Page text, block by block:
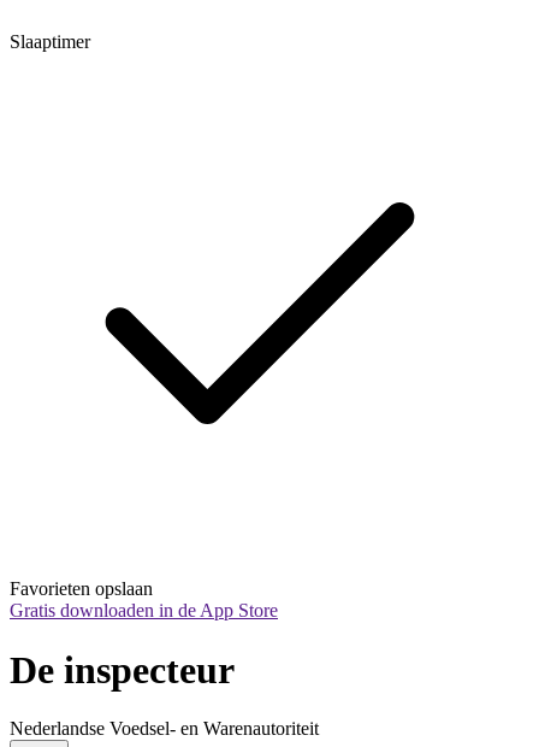
Slaaptimer
Favorieten opslaan
Gratis downloaden in de App Store
De inspecteur
Nederlandse Voedsel- en Warenautoriteit